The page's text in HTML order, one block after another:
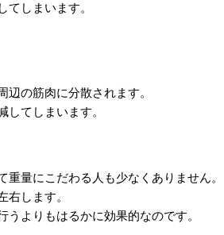
しまいます。
の筋肉に分散されます。
てしまいます。
量にこだわる人も少なくありません。
します。
よりもはるかに効果的なのです。